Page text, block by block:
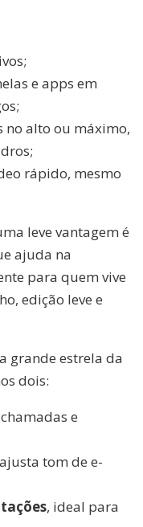
e apps em
no alto ou máximo,
rápido, mesmo
leve vantagem é
ajuda na
para quem vive
edição leve e
grande estrela da
dois:
e
tom de e-
, ideal para